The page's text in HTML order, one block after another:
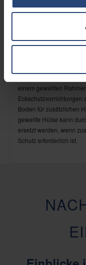
Eckenschutz an
einem gewellten
Eckschutzvorrichtungen
Boden für zusätzlichen
gewellte Hülse kann
ersetzt werden, wenn
Schutz erforderlich ist.